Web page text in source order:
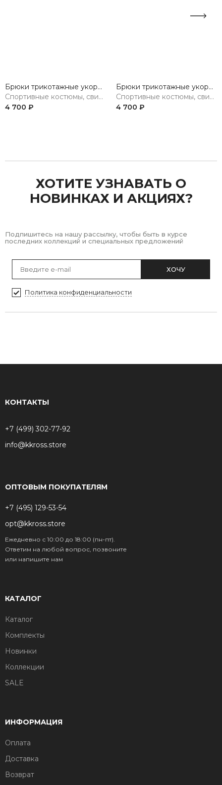
Брюки трикотажные укороченные
Спортивные костюмы, свитшоты, худи, брюки
4 700 ₽
Брюки трикотажные укороченные
Спортивные костюмы, свитшоты, худи, брюки
4 700 ₽
ХОТИТЕ УЗНАВАТЬ О
НОВИНКАХ И АКЦИЯХ?
Подпишитесь на нашу рассылку, чтобы быть в курсе
последних коллекций и специальных предложений
ХОЧУ
Политика конфиденциальности
КОНТАКТЫ
+7 (499) 302-77-92
info@kkross.store
ОПТОВЫМ ПОКУПАТЕЛЯМ
+7 (495) 129-53-54
opt@kkross.store
Ежедневно с 10:00 до 18:00 (пн-пт).
Ответим на любой вопрос, позвоните
или напишите нам
КАТАЛОГ
Каталог
Комплекты
Новинки
Коллекции
SALE
ИНФОРМАЦИЯ
Оплата
Доставка
Возврат